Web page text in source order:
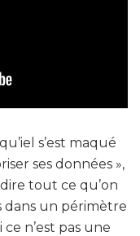
s’est maqué
ses données »,
tout ce qu’on
un périmètre
n’est pas une